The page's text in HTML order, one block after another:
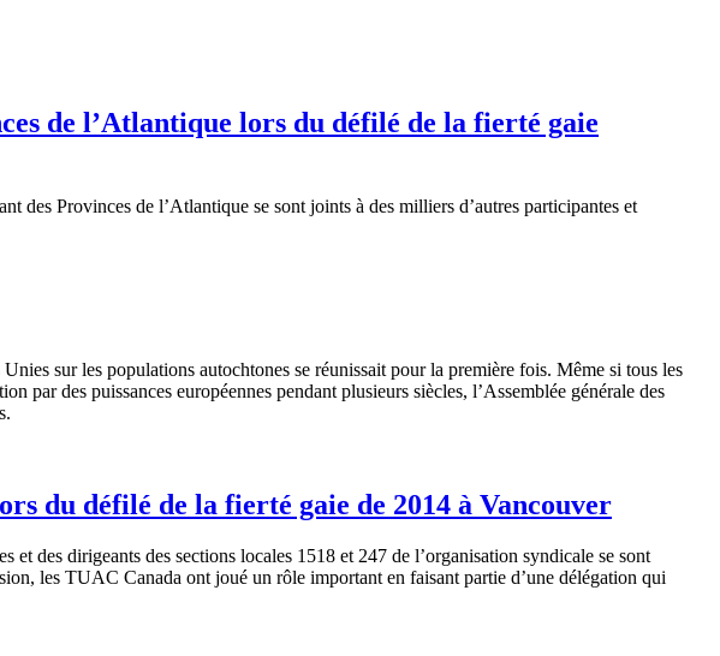
de l’Atlantique lors du défilé de la fierté gaie
Provinces de l’Atlantique se sont joints à des milliers d’autres participantes et
sur les populations autochtones se réunissait pour la première fois. Même si tous les
par des puissances européennes pendant plusieurs siècles, l’Assemblée générale des
du défilé de la fierté gaie de 2014 à Vancouver
des dirigeants des sections locales 1518 et 247 de l’organisation syndicale se sont
les TUAC Canada ont joué un rôle important en faisant partie d’une délégation qui